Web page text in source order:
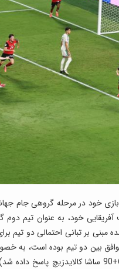
مبنی بر تبانی احتمالی دو تیم
که این یک توافق بین دو تیم بوده است،
90 ثانیه پایانی بازی دیدیم (اشاره به گل دقیقه 3+90 ریاض محرز که با گل دقیقه 6+90